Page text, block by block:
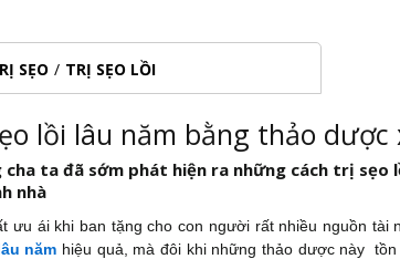
SẸO / TRỊ SẸO LỒI
lồi lâu năm bằng thảo
cha ta đã sớm phát hiện ra những cách trị sẹo
nhà
ưu ái khi ban tặng cho con người rất nhiều nguồn
năm hiệu quả, mà đôi khi những thảo dược này